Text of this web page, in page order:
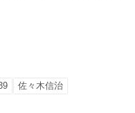
佐々木信治